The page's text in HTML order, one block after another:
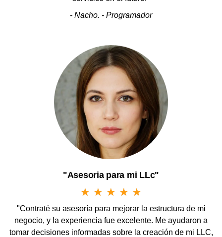
"Asesoria para mi LLc"
★ ★ ★ ★
"Contraté su asesoría para mejorar la estructura de mi
negocio, y la experiencia fue excelente. Me ayudaron a
tomar decisiones informadas sobre la creación de mi LLC,
y recibí recomendaciones que realmente impulsaron mi
recomendaría sin dudar."
- Marta - Asesora Empresas